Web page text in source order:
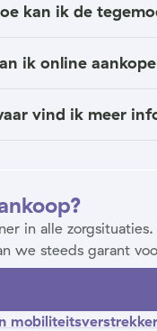
kan ik de
ik online
vind ik meer
in alle
we steeds garant
mobiliteitsverstrekker